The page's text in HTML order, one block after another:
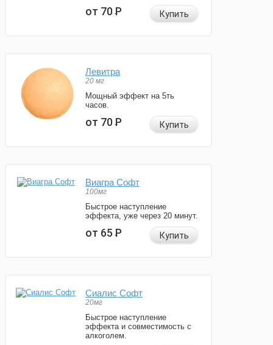
от 70Р Купить
Левитра
20 мг
Мощный эффект на 5ть
часов.
от 70Р Купить
Виагра Софт
100мг
Быстрое наступление
эффекта, уже через 20 минут.
от 65Р Купить
Сиалис Софт
20мг
Быстрое наступление
эффекта и совместимость с
алкоголем.